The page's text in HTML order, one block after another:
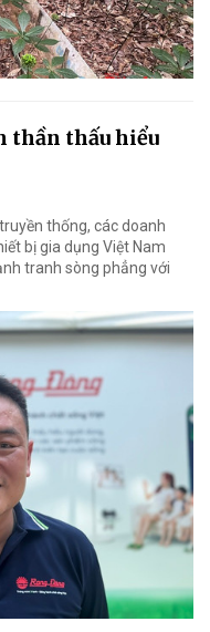
thần thấu hiểu
thống, các doanh
bị gia dụng Việt Nam
tranh sòng phẳng với